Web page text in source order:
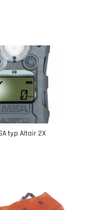
typ Altair 2X